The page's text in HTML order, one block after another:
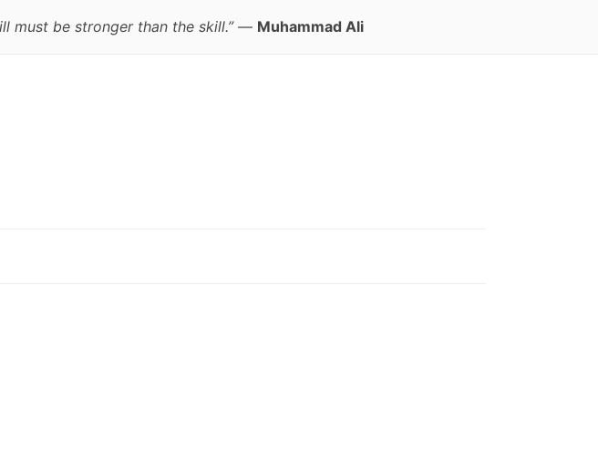
must be stronger than the skill.”— Muhammad Ali